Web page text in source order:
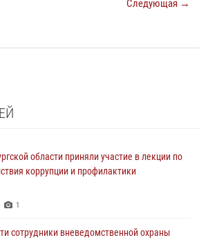
Следующая →
области приняли участие в лекции по
коррупции и профилактики
1
сотрудники вневедомственной охраны